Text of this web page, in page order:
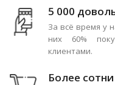
5 000
За всё время у
них 60%
клиентами.
Более